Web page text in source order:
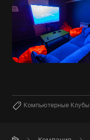
Компьютерные Клубы